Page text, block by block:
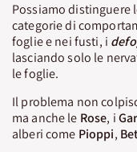
Possiamo distinguere
categorie di
foglie e nei fusti, i
lasciando solo le
le foglie.
Il problema non
ma anche le Rose, i
alberi come Pioppi,